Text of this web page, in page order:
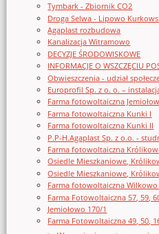
Tymbark - Zbiornik CO2
Droga Selwa - Lipowo
Agaplast rozbudowa
Kanalizacja Witramowo
DECYZJE ŚRODOWISKOWE
INFORMACJE O WSZCZĘCIU
Obwieszczenia - udział
Europrofil Sp. z o. o. –
Farma fotowoltaiczna
Farma fotowoltaiczna Kunki I
Farma fotowoltaiczna Kunki II
P.P-H.Agaplast Sp. z o.o. -
Farma fotowoltaiczna
Osiedle Mieszkaniowe,
Osiedle Mieszkaniowe,
Farma fotowoltaiczna Wilkowo
Farma Fotowoltaiczna 57, 59,
Jemiołowo 170/1
Farma Fotowoltaiczna 49, 50,